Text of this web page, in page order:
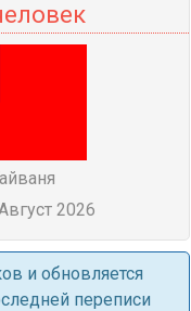
2026
и обновляется
переписи